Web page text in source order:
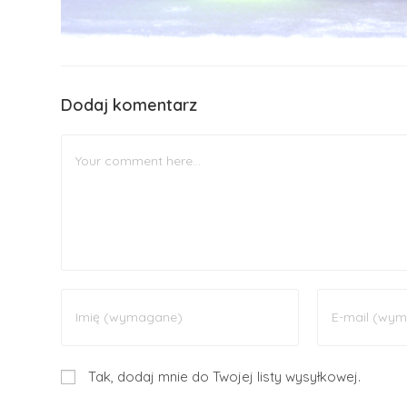
Dodaj komentarz
Tak, dodaj mnie do Twojej listy wysyłkowej.